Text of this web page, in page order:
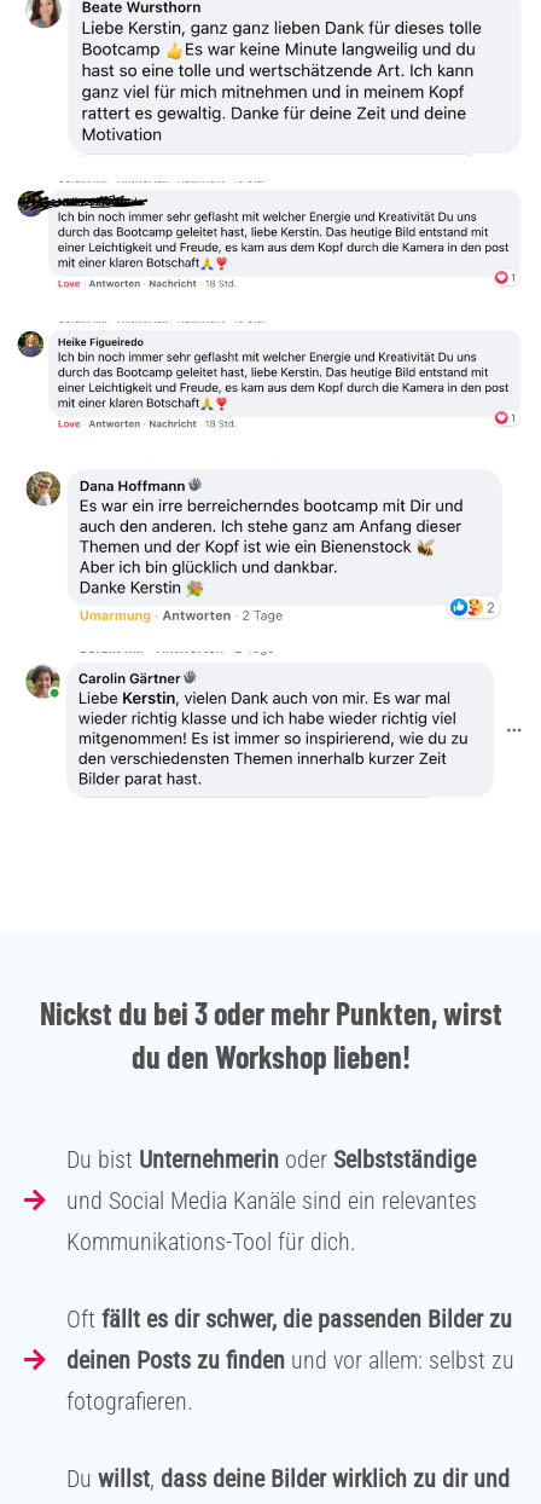
Nickst du bei 3 oder mehr Punkten, wirst
du den Workshop lieben!
Du bist Unternehmerin oder Selbstständige
und Social Media Kanäle sind ein relevantes
Kommunikations-Tool für dich.
Oft fällt es dir schwer, die passenden Bilder zu
deinen Posts zu finden und vor allem: selbst zu
fotografieren.
Du willst, dass deine Bilder wirklich zu dir und